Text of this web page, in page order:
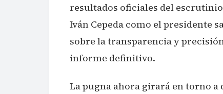
resultados oficiales del
Iván Cepeda como el presidente
sobre la transparencia y
informe definitivo.
La pugna ahora girará en torno